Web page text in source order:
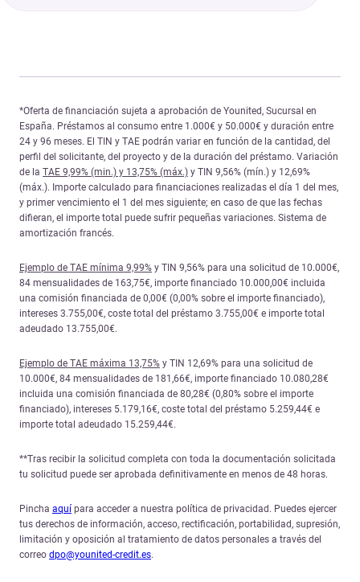
*Oferta de financiación sujeta a aprobación de Younited, Sucursal en
España. Préstamos al consumo entre 1.000€ y 50.000€ y duración entre
24 y 96 meses. El TIN y TAE podrán variar en función de la cantidad, del
perfil del solicitante, del proyecto y de la duración del préstamo. Variación
de la TAE 9,99% (min.) y 13,75% (máx.) y TIN 9,56% (mín.) y 12,69%
(máx.). Importe calculado para financiaciones realizadas el día 1 del mes,
y primer vencimiento el 1 del mes siguiente; en caso de que las fechas
difieran, el importe total puede sufrir pequeñas variaciones. Sistema de
amortización francés.
Ejemplo de TAE mínima 9,99% y TIN 9,56% para una solicitud de 10.000€,
84 mensualidades de 163,75€, importe financiado 10.000,00€ incluida
una comisión financiada de 0,00€ (0,00% sobre el importe financiado),
intereses 3.755,00€, coste total del préstamo 3.755,00€ e importe total
adeudado 13.755,00€.
Ejemplo de TAE máxima 13,75% y TIN 12,69% para una solicitud de
10.000€, 84 mensualidades de 181,66€, importe financiado 10.080,28€
incluida una comisión financiada de 80,28€ (0,80% sobre el importe
financiado), intereses 5.179,16€, coste total del préstamo 5.259,44€ e
importe total adeudado 15.259,44€.
**Tras recibir la solicitud completa con toda la documentación solicitada
tu solicitud puede ser aprobada definitivamente en menos de 48 horas.
Pincha aquí para acceder a nuestra política de privacidad. Puedes ejercer
tus derechos de información, acceso, rectificación, portabilidad, supresión,
limitación y oposición al tratamiento de datos personales a través del
correo dpo@younited-credit.es.